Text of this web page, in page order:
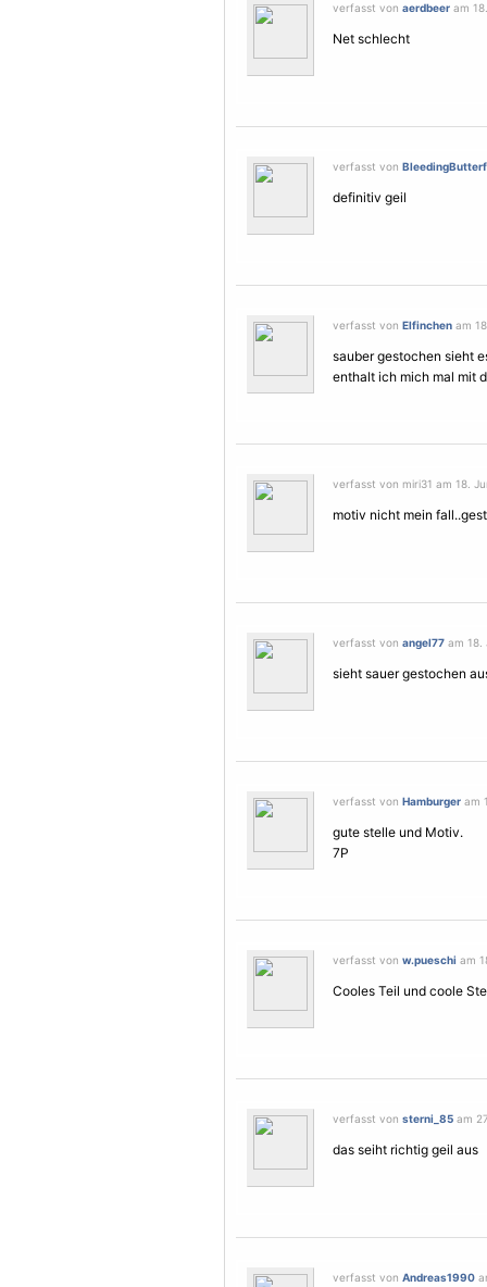
verfasst von aerdbeer am
Net schlecht
verfasst von
definitiv geil
verfasst von Elfinchen am
sauber gestochen sieht
enthalt ich mich mal mit
verfasst von miri31 am 18.
motiv nicht mein
verfasst von angel77 am 18.
sieht sauer gestochen
verfasst von Hamburger am
gute stelle und Motiv.
7P
verfasst von w.pueschi am
Cooles Teil und coole
verfasst von sterni_85 am
das seiht richtig geil aus
verfasst von Andreas1990